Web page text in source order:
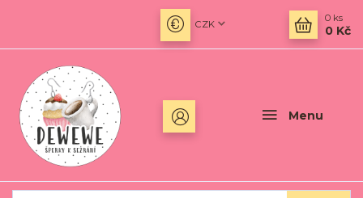
Menu
CZK
0 ks
0 Kč